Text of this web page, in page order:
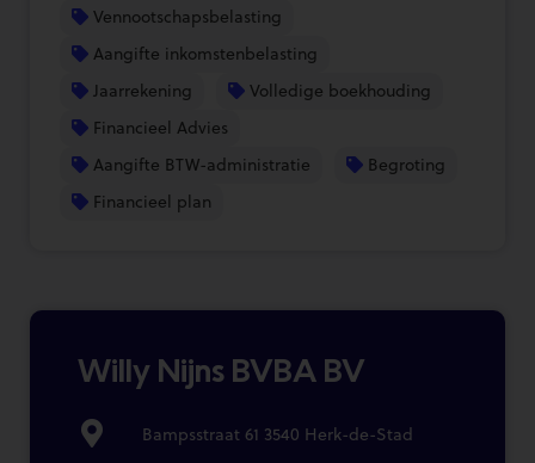
Vennootschapsbelasting
Aangifte inkomstenbelasting
Jaarrekening
Volledige boekhouding
Financieel Advies
Aangifte BTW-administratie
Begroting
Financieel plan
Willy Nijns BVBA BV
Bampsstraat 61 3540 Herk-de-Stad